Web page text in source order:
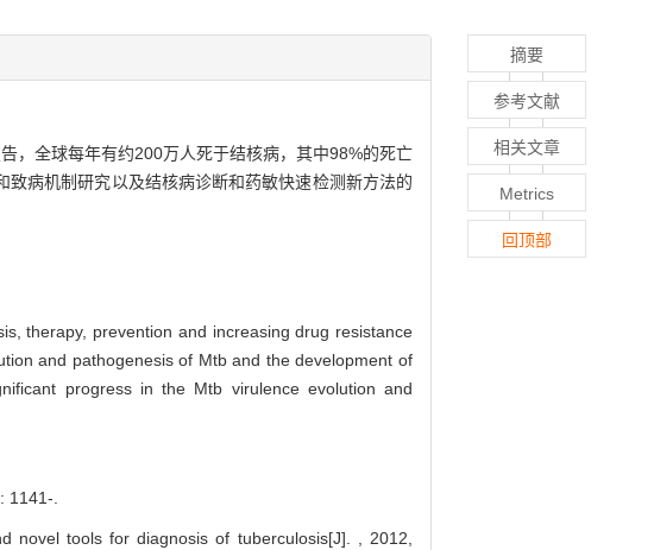
，全球每年有约200万人死于结核病，其中98%的死亡
病机制研究以及结核病诊断和药敏快速检测新方法的
therapy, prevention and increasing drug resistance
and pathogenesis of Mtb and the development of
progress in the Mtb virulence evolution and
1141-.
novel tools for diagnosis of tuberculosis[J]. , 2012,
摘要
参考文献
相关文章
Metrics
回顶部